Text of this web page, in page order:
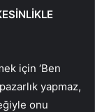
için ‘Ben
yapmaz,
onu